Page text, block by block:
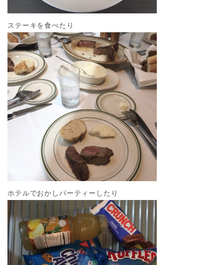
ステーキを食べたり
ホテルでおかしパーティーしたり